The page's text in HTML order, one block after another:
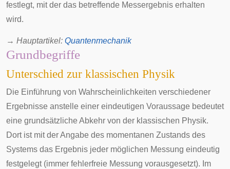
festlegt, mit der das betreffende Messergebnis erhalten
wird.
→ Hauptartikel: Quantenmechanik
Grundbegriffe
Unterschied zur klassischen Physik
Die Einführung von Wahrscheinlichkeiten verschiedener
Ergebnisse anstelle einer eindeutigen Voraussage bedeutet
eine grundsätzliche Abkehr von der klassischen Physik.
Dort ist mit der Angabe des momentanen Zustands des
Systems das Ergebnis jeder möglichen Messung eindeutig
festgelegt (immer fehlerfreie Messung vorausgesetzt). Im